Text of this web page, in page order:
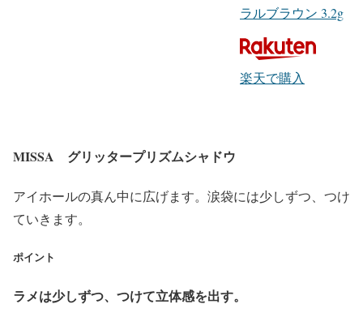
ラルブラウン 3.2g
楽天で購入
MISSA グリッタープリズムシャドウ
アイホールの真ん中に広げます。涙袋には少しずつ、つけ
ていきます。
ポイント
ラメは少しずつ、つけて立体感を出す。